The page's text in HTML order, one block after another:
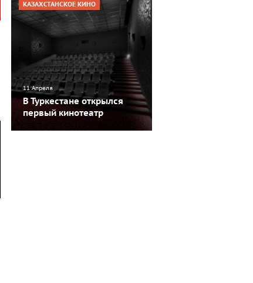
КАЗАХСТАНСКОЕ КИНО
11 Апреля
В Туркестане открылся
первый кинотеатр